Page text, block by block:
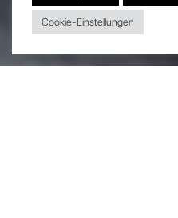
Cookie-Einstellungen